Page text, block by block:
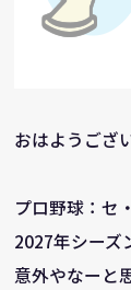
おはようござ
プロ野球：セ
2027年シーズ
意外やなーと